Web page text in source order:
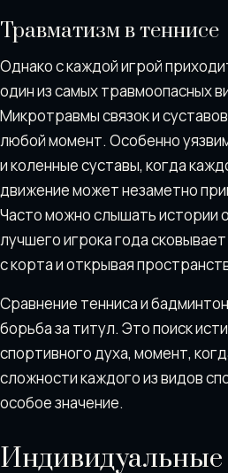
Травматизм в теннисе
Однако с каждой игрой
один из самых травмоопасных
Микротравмы связок и
любой момент. Особенно
и коленные суставы, когда
движение может незаметно
Часто можно слышать истории
лучшего игрока года
с корта и открывая
Сравнение тенниса и
борьба за титул. Это поиск
спортивного духа, момент,
сложности каждого из видов
особое значение.
Индивидуальные